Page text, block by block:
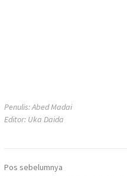
Penulis: Abed Madai
Editor: Uka Daida
Navigasi
Pos sebelumnya